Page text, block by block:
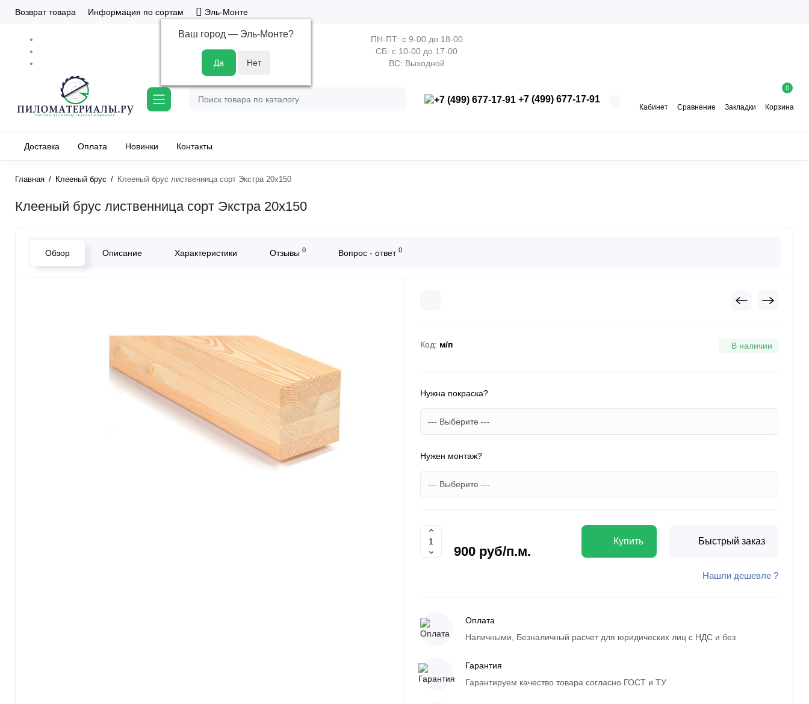
Возврат товара Информация по сортам Эль-Монте
Ваш город — Эль-Монте?
ПН-ПТ: с 9-00 до 18-00
СБ: с 10-00 до 17-00
ВС: Выходной
+7 (499) 677-17-91
Кабинет Сравнение Закладки
0
Корзина
Доставка Оплата Новинки Контакты
Главная Клееный брус Клееный брус лиственница сорт Экстра 20х150
Клееный брус лиственница сорт Экстра 20х150
Обзор Описание Характеристики Отзывы 0 Вопрос - ответ 0
Код: м/п В наличии
Нужна покраска?
Нужен монтаж?
900 руб/п.м.
Купить Быстрый заказ
Нашли дешевле ?
Оплата
Наличными, Безналичный расчет для юридических лиц с НДС и без
Гарантия
Гарантируем качество товара согласно ГОСТ и ТУ